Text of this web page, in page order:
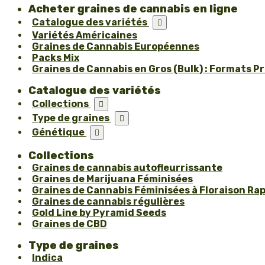
Acheter graines de cannabis en ligne
Catalogue des variétés 
Variétés Américaines
Graines de Cannabis Européennes
Packs Mix
Graines de Cannabis en Gros (Bulk) : Formats
Catalogue des variétés
Collections 
Type de graines 
Génétique 
Collections
Graines de cannabis autofleurrissante
Graines de Marijuana Féminisées
Graines de Cannabis Féminisées à Floraison
Graines de cannabis régulières
Gold Line by Pyramid Seeds
Graines de CBD
Type de graines
Indica